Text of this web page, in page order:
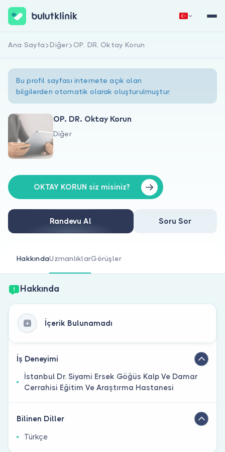
Hakkımızda
Doktorlar için
Doktor musunuz?
Hemen Kaydol
Ana Sayfa Diğer OP. DR. Oktay Korun
Bu profil sayfası internete açık olan
bilgilerden otomatik olarak oluşturulmuştur.
OP. DR. Oktay Korun
Diğer
OKTAY KORUN siz misiniz?
Randevu Al Soru Sor
HakkındaUzmanlıklarGörüşler
Hakkında
İçerik Bulunamadı
İş Deneyimi
İstanbul Dr. Siyami Ersek Göğüs Kalp Ve Damar
Cerrahisi Eğitim Ve Araştırma Hastanesi
Bilinen Diller
Türkçe